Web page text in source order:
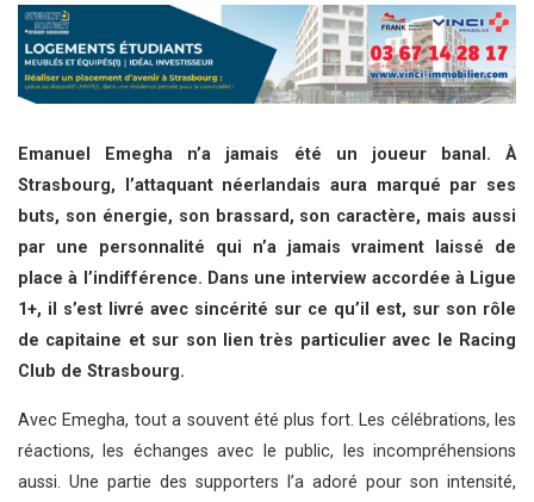
Emanuel Emegha n’a jamais été un joueur banal. À
Strasbourg, l’attaquant néerlandais aura marqué par ses
buts, son énergie, son brassard, son caractère, mais aussi
par une personnalité qui n’a jamais vraiment laissé de
place à l’indifférence. Dans une interview accordée à Ligue
1+, il s’est livré avec sincérité sur ce qu’il est, sur son rôle
de capitaine et sur son lien très particulier avec le Racing
Club de Strasbourg.
Avec Emegha, tout a souvent été plus fort. Les célébrations, les
réactions, les échanges avec le public, les incompréhensions
aussi. Une partie des supporters l’a adoré pour son intensité,